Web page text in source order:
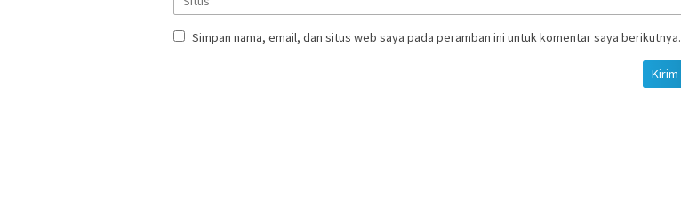
Simpan nama, email, dan situs web saya pada peramban ini untuk komentar saya berikutnya.